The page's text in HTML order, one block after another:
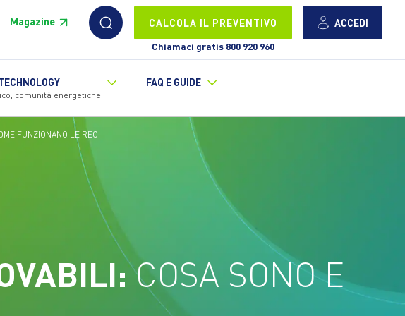
Magazine CALCOLA IL PREVENTIVO
Chiamaci gratis 800 920 960
ACCEDI
comunità energetiche
FAQ E GUIDE
FUNZIONANO LE REC
COSA SONO E